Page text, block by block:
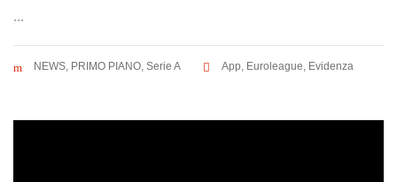
...
NEWS, PRIMO PIANO, Serie A App, Euroleague, Evidenza